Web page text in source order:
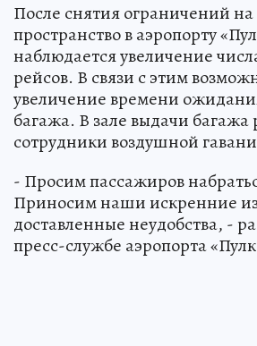
После снятия ограничений
пространство в аэропорту
наблюдается увеличение
рейсов. В связи с этим
увеличение времени
багажа. В зале выдачи багажа
сотрудники воздушной
- Просим пассажиров
Приносим наши искренние
доставленные неудобства, -
пресс-службе аэропорта